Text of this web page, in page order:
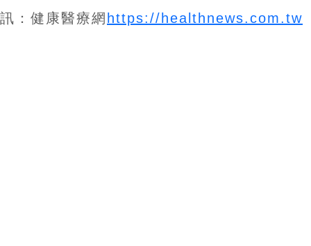
訊：健康醫療網 https://healthnews.com.tw